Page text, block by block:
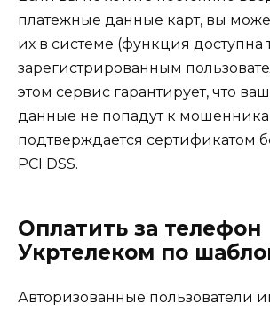
платежные данные карт, вы
их в системе (функция доступна
зарегистрированным
этом сервис гарантирует, что
данные не попадут к
подтверждается сертификатом
PCI DSS.
Оплатить за телефон
Укртелеком по
Авторизованные пользователи